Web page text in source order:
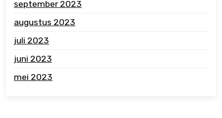
september 2023
augustus 2023
juli 2023
juni 2023
mei 2023